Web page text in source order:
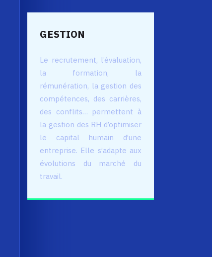
GESTION
Le recrutement, l’évaluation,
la formation, la
rémunération, la gestion des
compétences, des carrières,
des conflits… permettent à
la gestion des RH d’optimiser
le capital humain d’une
entreprise. Elle s’adapte aux
évolutions du marché du
travail.